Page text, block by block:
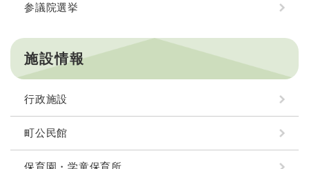
参議院選挙
施設情報
行政施設
町公民館
保育園・学童保育所